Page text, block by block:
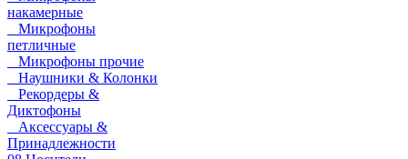
накамерные
Микрофоны
петличные
Микрофоны прочие
Наушники & Колонки
Рекордеры &
Диктофоны
Аксессуары &
Принадлежности